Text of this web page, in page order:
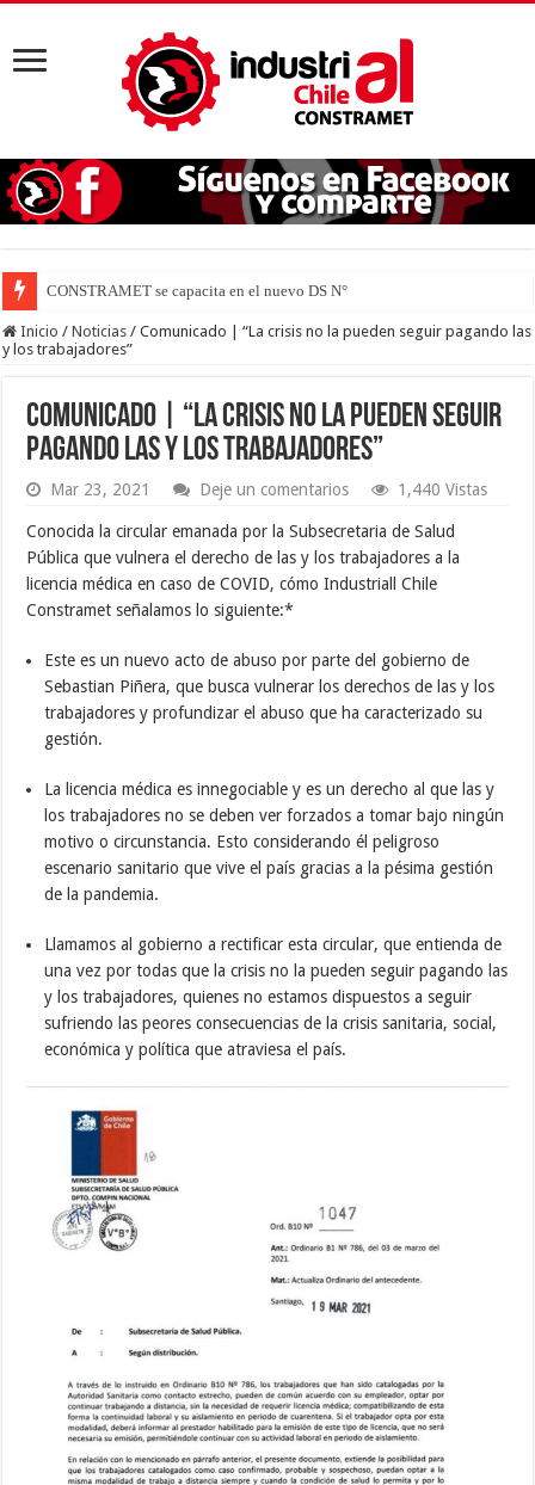
CONSTRAMET se capacita en el nuevo DS N° 44 para defender
Inicio / Noticias / Comunicado | “La crisis no la pueden seguir pagando las
y los trabajadores”
Comunicado | “La crisis no la pueden seguir
pagando las y los trabajadores”
Mar 23, 2021 Deje un comentarios 1,440 Vistas
Conocida la circular emanada por la Subsecretaria de Salud
Pública que vulnera el derecho de las y los trabajadores a la
licencia médica en caso de COVID, cómo Industriall Chile
Constramet señalamos lo siguiente:*
Este es un nuevo acto de abuso por parte del gobierno de
Sebastian Piñera, que busca vulnerar los derechos de las y los
trabajadores y profundizar el abuso que ha caracterizado su
gestión.
La licencia médica es innegociable y es un derecho al que las y
los trabajadores no se deben ver forzados a tomar bajo ningún
motivo o circunstancia. Esto considerando él peligroso
escenario sanitario que vive el país gracias a la pésima gestión
de la pandemia.
Llamamos al gobierno a rectificar esta circular, que entienda de
una vez por todas que la crisis no la pueden seguir pagando las
y los trabajadores, quienes no estamos dispuestos a seguir
sufriendo las peores consecuencias de la crisis sanitaria, social,
económica y política que atraviesa el país.